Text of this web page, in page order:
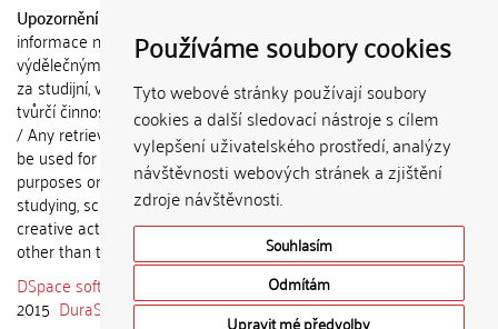
Používáme soubory cookies
Tyto webové stránky používají soubory
cookies a další sledovací nástroje s cílem
vylepšení uživatelského prostředí, analýzy
návštěvnosti webových stránek a zjištění
zdroje návštěvnosti.
Souhlasím
Odmítám
Upravit mé předvolby
Upozornění / Notice:
informace nemohou být použity k
výdělečným účelům nebo vydávány
za studijní, vědeckou nebo jinou
tvůrčí činnost jiné osoby než autora.
/ Any retrieved information shall not
be used for any commercial
purposes or claimed as results of
studying, scientific or any other
creative activities of any person
other than the author.
DSpace software
copyright © 2002-
2015 DuraSpace